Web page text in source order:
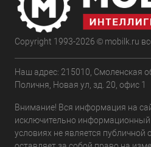
Copyright 1993-2026 © mobilk.ru
Наш адрес: 215010, Смоленская
Поличня, Новая ул, зд. 20, офис 1
Внимание! Вся информация на
исключительно информационный
условиях не является публичной